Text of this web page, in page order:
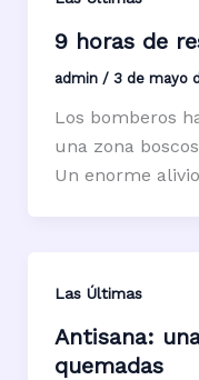
9 horas de
admin / 3 de mayo
Los bomberos
una zona
Un enorme
Las Últimas
Antisana:
quemadas